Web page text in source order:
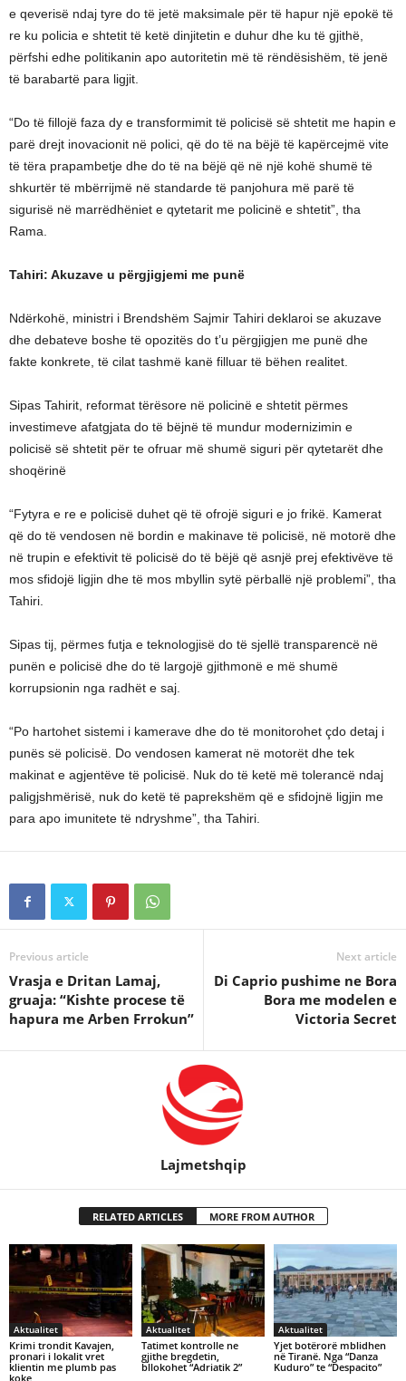
e qeverisë ndaj tyre do të jetë maksimale për të hapur një epokë të
re ku policia e shtetit të ketë dinjitetin e duhur dhe ku të gjithë,
përfshi edhe politikanin apo autoritetin më të rëndësishëm, të jenë
të barabartë para ligjit.
“Do të fillojë faza dy e transformimit të policisë së shtetit me hapin e
parë drejt inovacionit në polici, që do të na bëjë të kapërcejmë vite
të tëra prapambetje dhe do të na bëjë që në një kohë shumë të
shkurtër të mbërrijmë në standarde të panjohura më parë të
sigurisë në marrëdhëniet e qytetarit me policinë e shtetit”, tha
Rama.
Tahiri: Akuzave u përgjigjemi me punë
Ndërkohë, ministri i Brendshëm Sajmir Tahiri deklaroi se akuzave
dhe debateve boshe të opozitës do t’u përgjigjen me punë dhe
fakte konkrete, të cilat tashmë kanë filluar të bëhen realitet.
Sipas Tahirit, reformat tërësore në policinë e shtetit përmes
investimeve afatgjata do të bëjnë të mundur modernizimin e
policisë së shtetit për te ofruar më shumë siguri për qytetarët dhe
shoqërinë
“Fytyra e re e policisë duhet që të ofrojë siguri e jo frikë. Kamerat
që do të vendosen në bordin e makinave të policisë, në motorë dhe
në trupin e efektivit të policisë do të bëjë që asnjë prej efektivëve të
mos sfidojë ligjin dhe të mos mbyllin sytë përballë një problemi”, tha
Tahiri.
Sipas tij, përmes futja e teknologjisë do të sjellë transparencë në
punën e policisë dhe do të largojë gjithmonë e më shumë
korrupsionin nga radhët e saj.
“Po hartohet sistemi i kamerave dhe do të monitorohet çdo detaj i
punës së policisë. Do vendosen kamerat në motorët dhe tek
makinat e agjentëve të policisë. Nuk do të ketë më tolerancë ndaj
paligjshmërisë, nuk do ketë të paprekshëm që e sfidojnë ligjin me
para apo imunitete të ndryshme”, tha Tahiri.
Previous article
Vrasja e Dritan Lamaj,
gruaja: “Kishte procese të
hapura me Arben Frrokun”
Next article
Di Caprio pushime ne Bora
Bora me modelen e
Victoria Secret
Lajmetshqip
RELATED ARTICLES MORE FROM AUTHOR
Aktualitet
Krimi trondit Kavajen,
pronari i lokalit vret
klientin me plumb pas
koke
Aktualitet
Tatimet kontrolle ne
gjithe bregdetin,
bllokohet “Adriatik 2”
Aktualitet
Yjet botërorë mblidhen
në Tiranë. Nga “Danza
Kuduro” te “Despacito”